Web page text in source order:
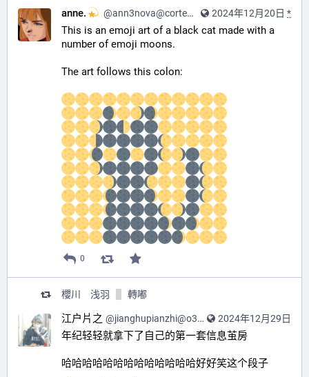
2024年12月20日 *
anne. @ann3nova@corteximplant.com
This is an emoji art of a black cat made with a
number of emoji moons.
The art follows this colon:
0
櫻川 浅羽 轉嘟
2024年12月29日
江户片之 @jianghupianzhi@o3o.ca
年纪轻轻就拿下了自己的第一套信息茧房
哈哈哈哈哈哈哈哈哈哈哈哈哈好好笑这个段子